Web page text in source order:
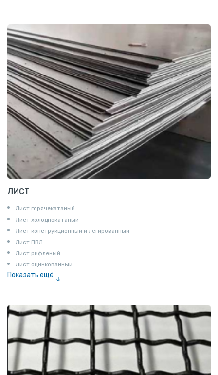
ЛИСТ
Лист горячекатаный
Лист холоднокатаный
Лист конструкционный и легированный
Лист ПВЛ
Лист рифленый
Лист оцинкованный
Показать ещё